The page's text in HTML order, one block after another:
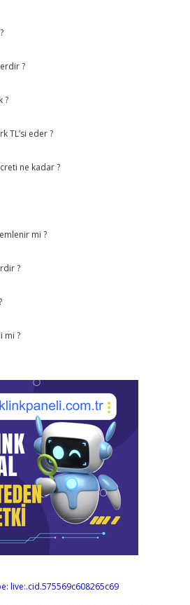
?
?
TL’si eder ?
ne kadar ?
mi ?
?
mi ?
live:.cid.575569c608265c69